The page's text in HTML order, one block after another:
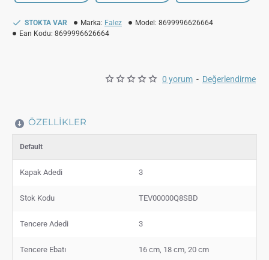
0 yorum - Değerlendirme
STOKTA VAR Marka: Falez Model: 8699996626664
Ean Kodu: 8699996626664
ÖZELLIKLER
Default
Kapak Adedi 3
Stok Kodu TEV00000Q8SBD
Tencere Adedi 3
Tencere Ebatı 16 cm, 18 cm, 20 cm